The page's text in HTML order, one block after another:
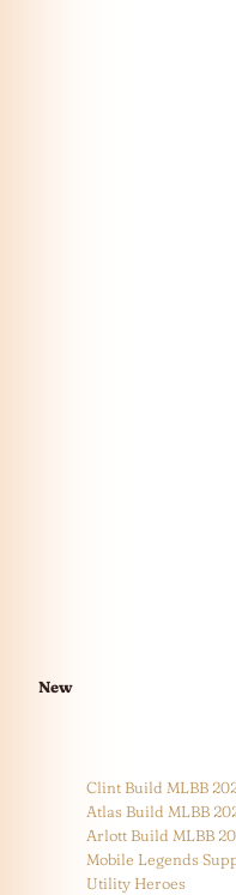
New
Clint Build MLBB
Atlas Build MLBB
Arlott Build MLBB
Mobile Legends
Utility Heroes